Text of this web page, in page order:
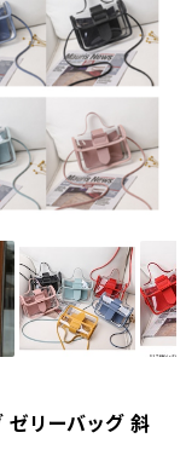
ゼリーバッグ 斜